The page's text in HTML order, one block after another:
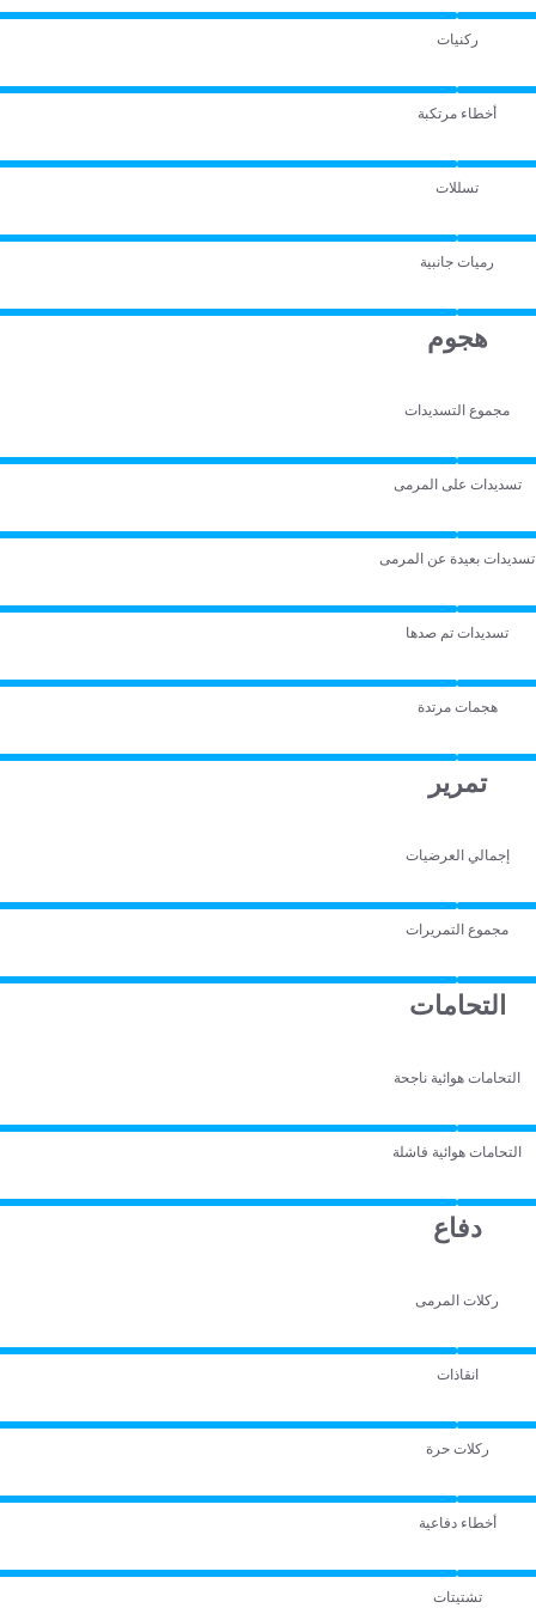
ركنيات
أخطاء مرتكبة
تسللات
رميات جانبية
هجوم
مجموع التسديدات
تسديدات على المرمى
تسديدات بعيدة عن المرمى
تسديدات تم صدها
هجمات مرتدة
تمرير
إجمالي العرضيات
مجموع التمريرات
التحامات
التحامات هوائية ناجحة
التحامات هوائية فاشلة
دفاع
ركلات المرمى
انقاذات
ركلات حرة
أخطاء دفاعية
تشتيتات